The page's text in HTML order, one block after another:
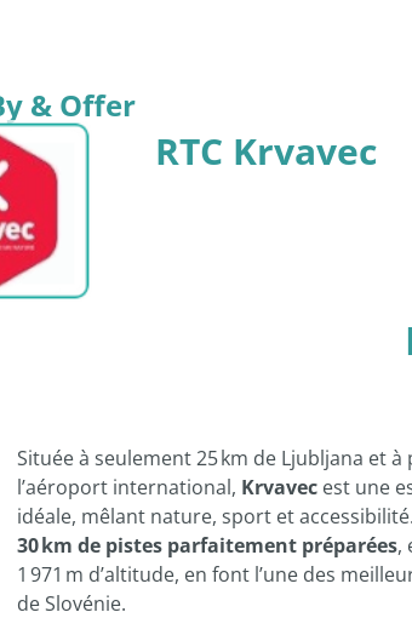
& Offer
RTC Krvavec
Située à seulement 25 km de Ljubljana et
l’aéroport international, Krvavec est une
idéale, mêlant nature, sport et
30 km de pistes parfaitement préparées,
1 971 m d’altitude, en font l’une des
de Slovénie.